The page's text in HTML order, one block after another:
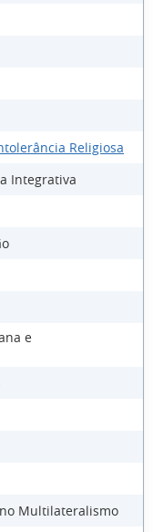
Religiosa
Integrativa
e
Multilateralismo